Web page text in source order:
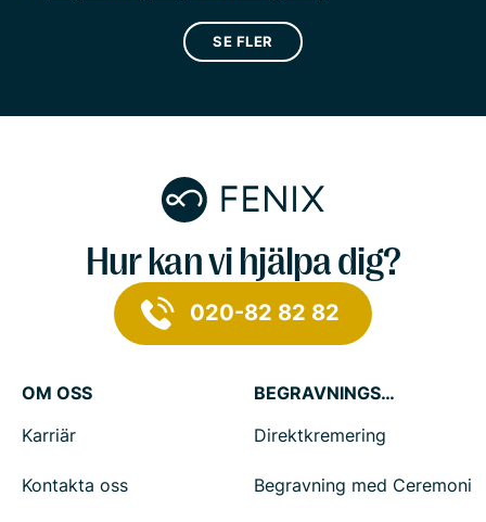
SE FLER
Hur kan vi hjälpa dig?
020-82 82 82
OM OSS
Karriär
Kontakta oss
BEGRAVNINGSTJÄNSTER
Direktkremering
Begravning med Ceremoni